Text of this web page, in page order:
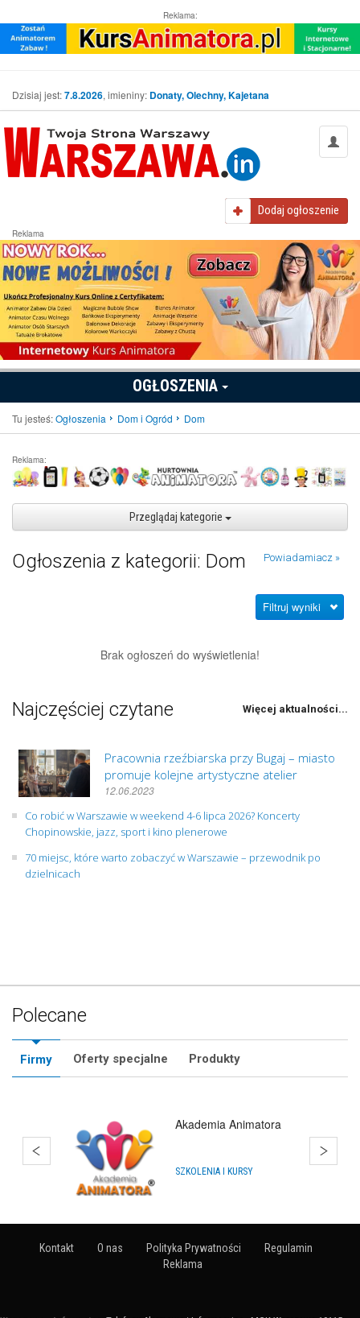
Reklama:
Dzisiaj jest:7.8.2026, imieniny: Donaty, Olechny, Kajetana
Dodaj ogłoszenie
Reklama
OGŁOSZENIA
Tu jesteś:Ogłoszenia Dom i Ogród Dom
Reklama:
Przeglądaj kategorie
Ogłoszenia z kategorii: Dom Powiadamiacz »
Filtruj wyniki
Brak ogłoszeń do wyświetlenia!
Najczęściej czytane Więcej aktualności...
Pracownia rzeźbiarska przy Bugaj – miasto
promuje kolejne artystyczne atelier
12.06.2023
Co robić w Warszawie w weekend 4-6 lipca 2026? Koncerty
Chopinowskie, jazz, sport i kino plenerowe
70 miejsc, które warto zobaczyć w Warszawie – przewodnik po
dzielnicach
Polecane
Firmy Oferty specjalne Produkty
Akademia Animatora
SZKOLENIA I KURSY
Kontakt O nas Polityka Prywatności
Regulamin
Reklama